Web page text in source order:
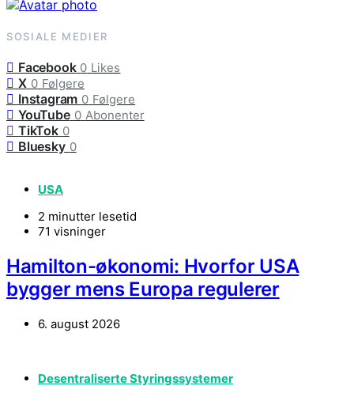
SOSIALE MEDIER
Facebook 0 Likes
X 0 Følgere
Instagram 0 Følgere
YouTube 0 Abonenter
TikTok 0
Bluesky 0
USA
2 minutter lesetid
71 visninger
Hamilton-økonomi: Hvorfor USA
bygger mens Europa regulerer
6. august 2026
Desentraliserte Styringssystemer